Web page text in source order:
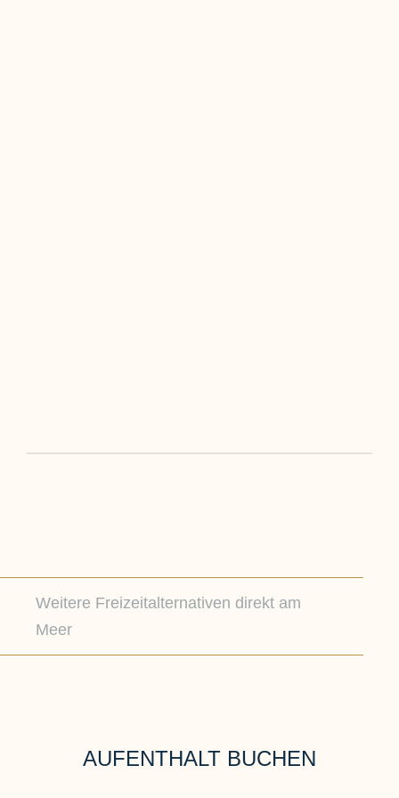
Weitere Freizeitalternativen direkt am
Meer
AUFENTHALT BUCHEN